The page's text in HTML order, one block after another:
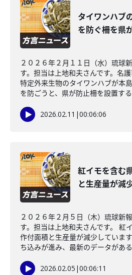
タイワンハブ
を防ぐ柵を県
２０２６年２月１１日（水）琉球
す。担当は上地和夫さんです。名
特定外来生物のタイワンハブが本
を防ごうと、県が防止柵を設置す
2026.02.11 |00:06:06
紅イモを含む
と生産量が減
２０２６年２月５日（木）琉球新
す。担当は上地和夫さんです。 紅
作付面積と生産量が減少していま
ち込みが進み、最新のデータがあ
2026.02.05 |00:06:11